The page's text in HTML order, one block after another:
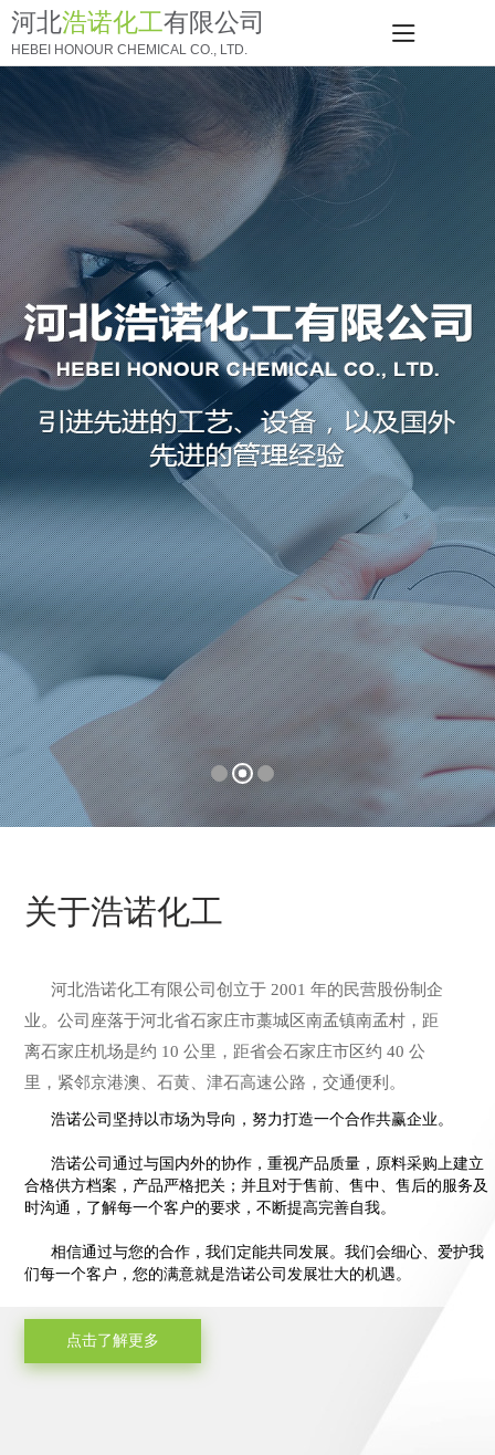
河北浩诺化工有限公司
HEBEI HONOUR CHEMICAL CO., LTD.
关于浩诺化工
河北浩诺化工有限公司创立于 2001 年的民营股份制企
业。公司座落于河北省石家庄市藁城区南孟镇南孟村，距
离石家庄机场是约 10 公里，距省会石家庄市区约 40 公
里，紧邻京港澳、石黄、津石高速公路，交通便利。
浩诺公司坚持以市场为导向，努力打造一个合作共赢企业。
浩诺公司通过与国内外的协作，重视产品质量，原料采购上建立
合格供方档案，产品严格把关；并且对于售前、售中、售后的服务及
时沟通，了解每一个客户的要求，不断提高完善自我。
相信通过与您的合作，我们定能共同发展。我们会细心、爱护我
们每一个客户，您的满意就是浩诺公司发展壮大的机遇。
点击了解更多